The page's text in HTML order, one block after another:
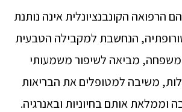
הרפואה הקונבנציונלית אינה נותנת
הנחשבת למקבילה הטבעית
מביאה לשיפור משמעותי
משיבה למטופלים את הבריאות
וממלאת אותם בחיוניות ובאנרגיה.